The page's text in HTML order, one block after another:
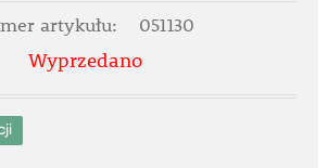
artykułu: 051130
Wyprzedano